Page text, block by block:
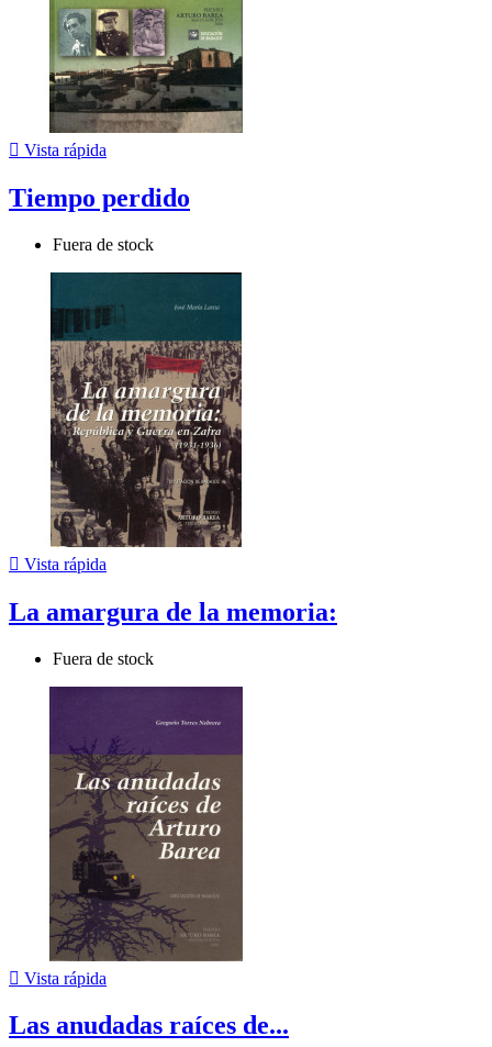
 Vista rápida
Tiempo perdido
Fuera de stock
 Vista rápida
La amargura de la memoria:
Fuera de stock
 Vista rápida
Las anudadas raíces de...